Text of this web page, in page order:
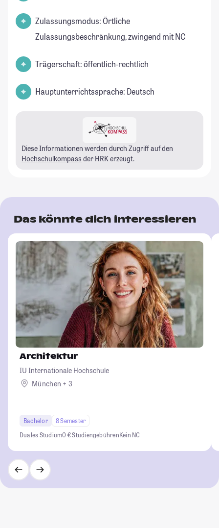
Zulassungsmodus: Örtliche
Zulassungsbeschränkung, zwingend mit NC
Trägerschaft: öffentlich-rechtlich
Hauptunterrichtssprache: Deutsch
Diese Informationen werden durch Zugriff auf den
Hochschulkompass der HRK erzeugt.
Das könnte dich interessieren
Architektur
IU Internationale Hochschule
München + 3
Bachelor
8 Semester
Duales Studium0 € StudiengebührenKein NC